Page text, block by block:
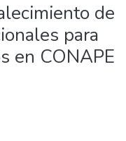
de
para
en CONAPE